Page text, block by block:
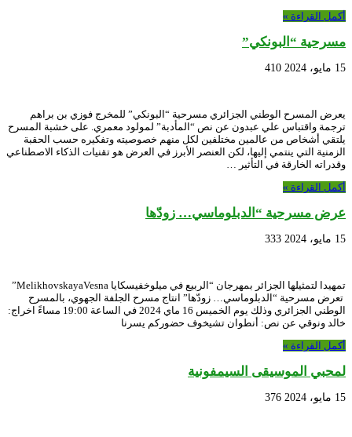
أكمل القراءة »
مسرحية “البونكي”
15 مايو، 2024 410
يعرض المسرح الوطني الجزائري مسرحية “البونكي” للمخرج فوزي بن براهم
ترجمة واقتباس علي عبدون عن نص “المأدبة” لمولود معمري. على خشبة المسرح
يلتقي أشخاص من عالمين مختلفين لكل منهم خصوصيته وتفكيره حسب الحقبة
الزمنية التي ينتمي إليها، لكن العنصر الأبرز في العرض هو تقنيات الذكاء الاصطناعي
وقدراته الخارقة في التأثير …
أكمل القراءة »
عرض مسرحية “الدبلوماسي… زودّها
15 مايو، 2024 333
تمهيدا لتمثيلها الجزائر بمهرجان “الربيع في ميلوخفيسكايا MelikhovskayaVesna”
تعرض مسرحية “الدبلوماسي… زودّها” انتاج مسرح الجلفة الجهوي، بالمسرح
الوطني الجزائري وذلك يوم الخميس 16 ماي 2024 في الساعة 19:00 مساءً اخراج:
خالد ونوقي عن نص: أنطوان تشيخوف حضوركم يسرنا
أكمل القراءة »
لمحبي الموسيقى السيمفونية
15 مايو، 2024 376